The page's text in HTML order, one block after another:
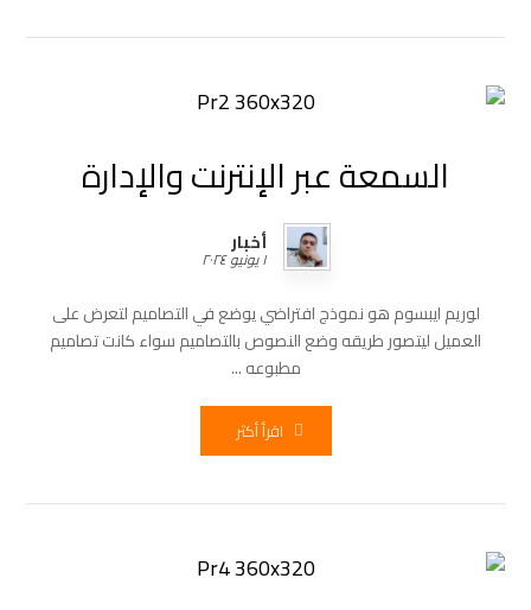
السمعة عبر الإنترنت والإدارة
أخبار
١ يونيو ٢٠٢٤
لوريم ايبسوم هو نموذج افتراضي يوضع في التصاميم لتعرض على
العميل ليتصور طريقه وضع النصوص بالتصاميم سواء كانت تصاميم
مطبوعه ...
اقرأ أكثر